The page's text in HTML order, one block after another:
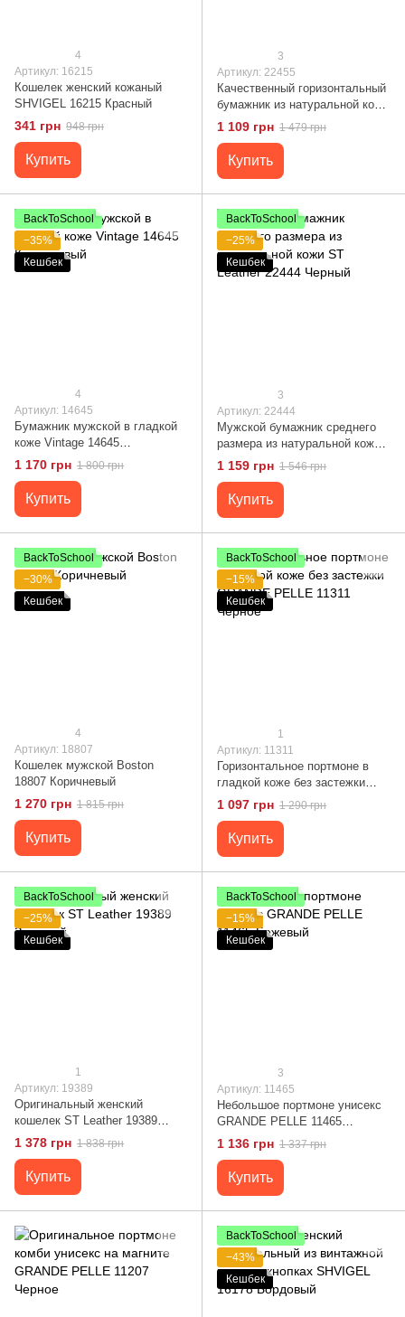
4
Артикул: 16215
Кошелек женский кожаный
SHVIGEL 16215 Красный
341 грн 948 грн
Купить
3
Артикул: 22455
Качественный горизонтальный
бумажник из натуральной кожи
ST Leather 22455 Черный
1 109 грн 1 479 грн
Купить
BackToSchool
−35%
Кешбек
4
Артикул: 14645
Бумажник мужской в гладкой
коже Vintage 14645
Коричневый
1 170 грн 1 800 грн
Купить
BackToSchool
−25%
Кешбек
3
Артикул: 22444
Мужской бумажник среднего
размера из натуральной кожи
ST Leather 22444 Черный
1 159 грн 1 546 грн
Купить
BackToSchool
−30%
Кешбек
4
Артикул: 18807
Кошелек мужской Boston
18807 Коричневый
1 270 грн 1 815 грн
Купить
BackToSchool
−15%
Кешбек
1
Артикул: 11311
Горизонтальное портмоне в
гладкой коже без застежки
GRANDE PELLE 11311 Черное
1 097 грн 1 290 грн
Купить
BackToSchool
−25%
Кешбек
1
Артикул: 19389
Оригинальный женский
кошелек ST Leather 19389
Зеленый
1 378 грн 1 838 грн
Купить
BackToSchool
−15%
Кешбек
3
Артикул: 11465
Небольшое портмоне унисекс
GRANDE PELLE 11465
Бежевый
1 136 грн 1 337 грн
Купить
BackToSchool
−43%
Кешбек